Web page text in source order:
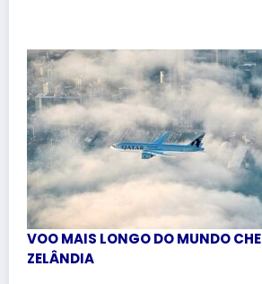
VOO MAIS LONGO DO MUNDO
ZELÂNDIA